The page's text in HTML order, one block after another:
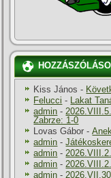
Kiss János -
Felucci - Lakat
admin -
Zabrze: 1-0
Lovas Gábor -
admin -
admin -
admin -
admin -